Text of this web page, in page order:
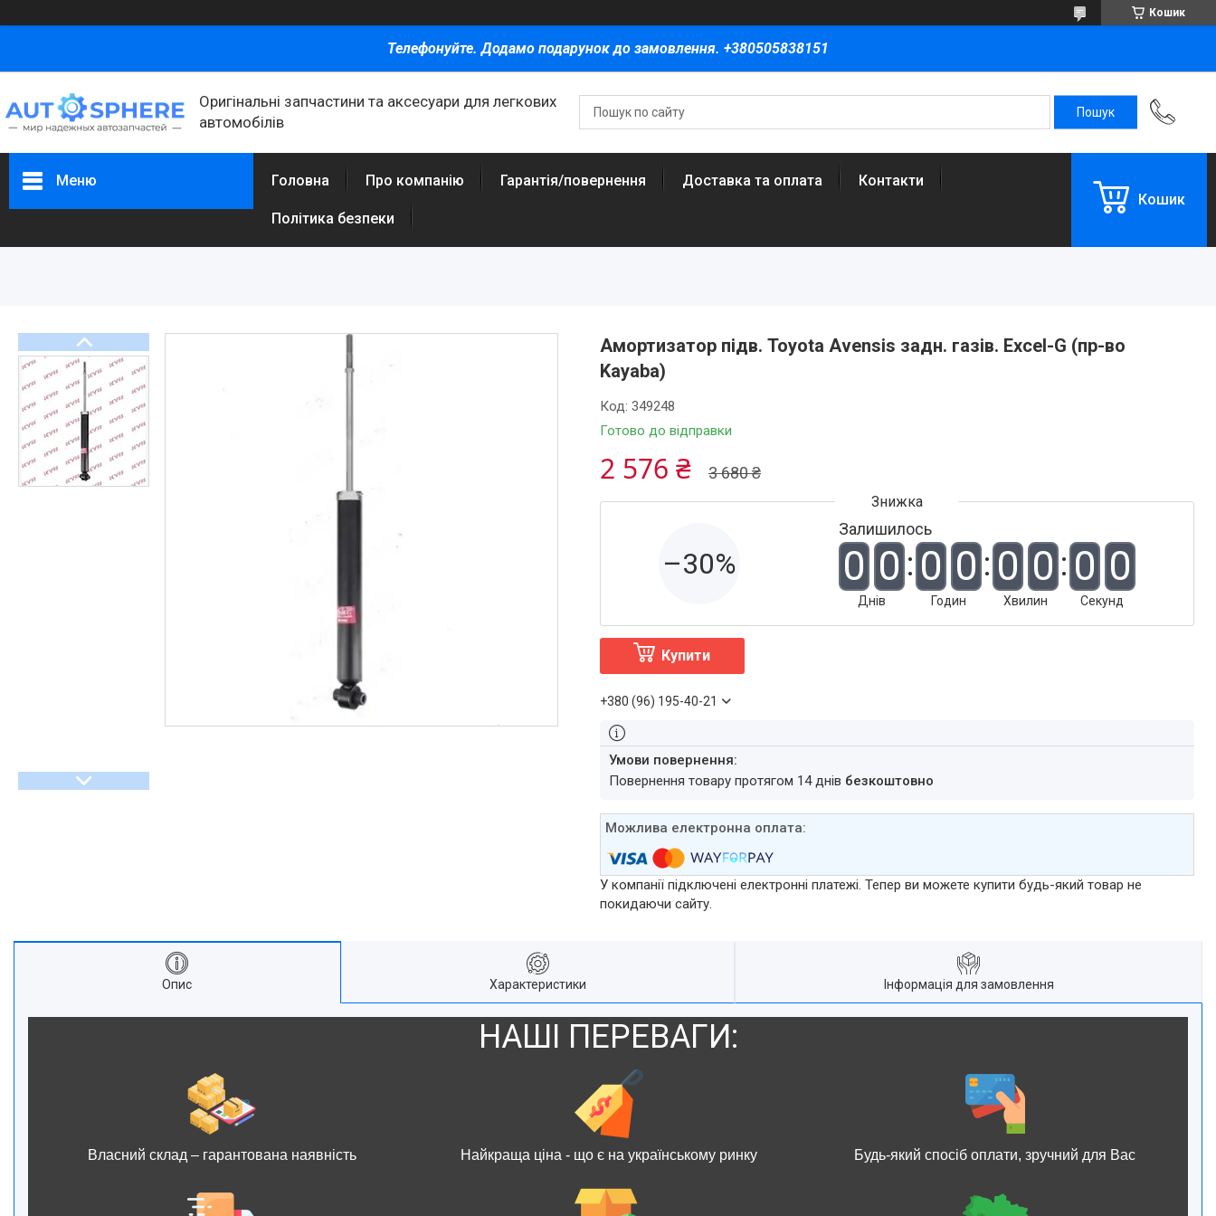
Кошик
Телефонуйте. Додамо подарунок до замовлення. +380505838151
Оригінальні запчастини та аксесуари для легкових
автомобілів
Меню
Корнева група
Головна Про компанію Гарантія/повернення Доставка та оплата Контакти
Політика безпеки
Кошик
Амортизатор підв. Toyota Avensis задн. газів. Excel-G (пр-во
Kayaba)
Готово до відправки
Код: 349248
3 680 ₴
2 576 ₴
–30%
Залишилось
0 0
Днів
0 0
Годин
0 0
Хвилин
0 0
Секунд
Купити
+380 (96) 195-40-21
повернення товару протягом 14 днів безкоштовно
У компанії підключені електронні платежі. Тепер ви можете купити будь-який товар не
покидаючи сайту.
Опис Характеристики Інформація для замовлення
НАШІ ПЕРЕВАГИ:
Власний склад – гарантована наявність Найкраща ціна - що є на українському ринку Будь-який спосіб оплати, зручний для Вас